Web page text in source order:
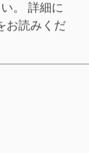
。 詳細に
お読みくだ